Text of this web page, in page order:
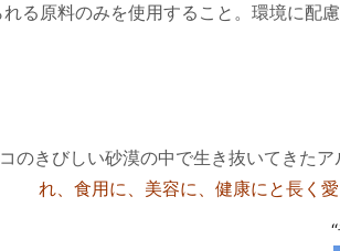
る原料のみを使用すること。環境に
のきびしい砂漠の中で生き抜いてきた
れ、食用に、美容に、健康にと長く愛